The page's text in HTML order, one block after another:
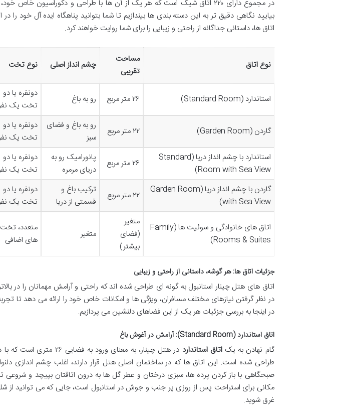
در مجموع دارای ۲۲۰ اتاق شیک است که هر یک از آن ها با طراحی و دکوراسیون خاص
بیایید نگاهی دقیق تر به این دسته بندی ها بیندازیم تا شما بتوانید پناهگاه ایده آل خود را
اتاق ها، داستانی جداگانه از راحتی و زیبایی را برای شما روایت خواهند کرد.
نوع اتاق
مساحت
تقریبی
چشم انداز اصلی نوع تخت
استاندارد (Standard Room) ۲۶ متر مربع رو به باغ
دونفره یا دو
تخت یک
گاردن (Garden Room) ۲۲ متر مربع
رو به باغ و فضای
سبز
دونفره یا دو
تخت یک
استاندارد با چشم انداز دریا (Standard
Room with Sea View)
۲۶ متر مربع
پانورامیک رو به
دریای مرمره
دونفره یا دو
تخت یک
گاردن با چشم انداز دریا (Garden Room
with Sea View)
۲۲ متر مربع
ترکیب باغ و
قسمتی از دریا
دونفره یا دو
تخت یک
اتاق های خانوادگی و سوئیت ها (Family
Rooms & Suites)
متغیر
(فضای
بیشتر)
متغیر
متعدد، تخت
های اضافی
جزئیات اتاق ها: هر گوشه، داستانی از راحتی و زیبایی
اتاق های هتل چینار استانبول به گونه ای طراحی شده اند که راحتی و آرامش مهمانان را در
در نظر گرفتن نیازهای مختلف مسافران، ویژگی ها و امکانات خاص خود را ارائه می دهد تا
در اینجا به بررسی جزئیات هر یک از این فضاهای دلنشین می پردازیم.
اتاق استاندارد (Standard Room): آرامش در آغوش باغ
گام نهادن به یکاتاق استاندارد
در هتل چینار، به معنای
طراحی شده است. این اتاق ها که در ساختمان اصلی هتل قرار دارند، اغلب چشم اندازی
صبحگاهی با باز کردن پرده ها، سبزی درختان و عطر گل ها به درون اتاقتان بپیچد و شروعی
مکانی برای استراحت پس از روزی پر جنب و جوش در استانبول است، جایی که می توانید از
غرق شوید.